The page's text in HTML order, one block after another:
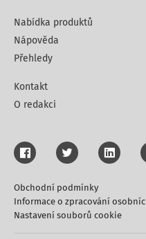
Nabídka produktů
Nápověda
Přehledy
Kontakt
O redakci
Obchodní podmínky
Informace o zpracování
Nastavení souborů cookie